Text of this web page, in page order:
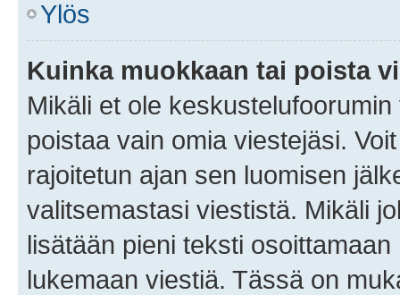
Ylös
Kuinka muokkaan tai poista
Mikäli et ole
poistaa vain omia viestejäsi.
rajoitetun ajan sen luomisen
valitsemastasi viestistä. Mikäli
lisätään pieni teksti
lukemaan viestiä. Tässä on